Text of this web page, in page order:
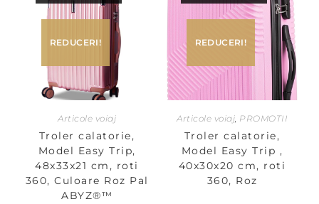
REDUCERI!
Articole voiaj
Troler calatorie,
Model Easy Trip,
48x33x21 cm, roti
360, Culoare Roz Pal
ABYZ®™
REDUCERI!
Articole voiaj, PROMOTII
Troler calatorie,
Model Easy Trip ,
40x30x20 cm, roti
360, Roz